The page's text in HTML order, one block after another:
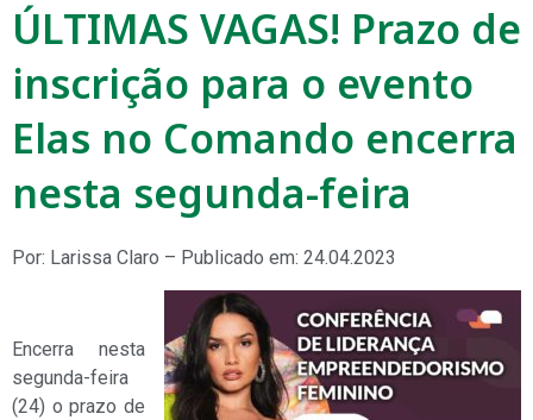
ÚLTIMAS VAGAS! Prazo de
inscrição para o evento
Elas no Comando encerra
nesta segunda-feira
Por: Larissa Claro – Publicado em: 24.04.2023
Encerra nesta
segunda-feira
(24) o prazo de